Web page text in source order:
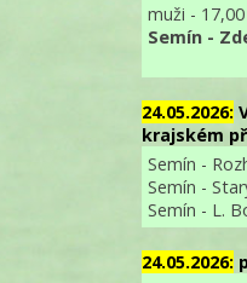
muži - 17,00
Semín -
24.05.2026:
krajském
Semín -
Semín -
Semín - L.
24.05.2026: